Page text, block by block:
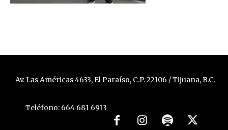
Av. Las Américas 4633, El Paraíso, C.P. 22106 / Tijuana, B.C.
Teléfono: 664 681 6913